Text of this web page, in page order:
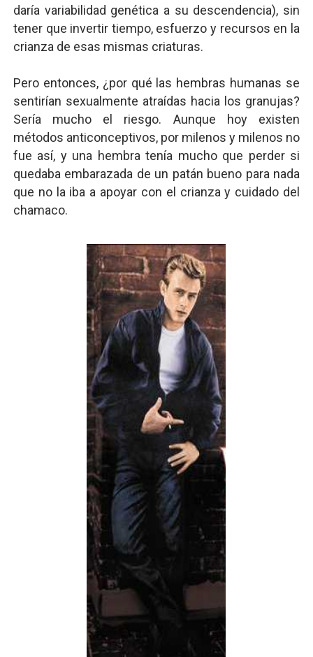
daría variabilidad genética a su descendencia), sin
tener que invertir tiempo, esfuerzo y recursos en la
crianza de esas mismas criaturas.
Pero entonces, ¿por qué las hembras humanas se
sentirían sexualmente atraídas hacia los granujas?
Sería mucho el riesgo. Aunque hoy existen
métodos anticonceptivos, por milenos y milenos no
fue así, y una hembra tenía mucho que perder si
quedaba embarazada de un patán bueno para nada
que no la iba a apoyar con el crianza y cuidado del
chamaco.